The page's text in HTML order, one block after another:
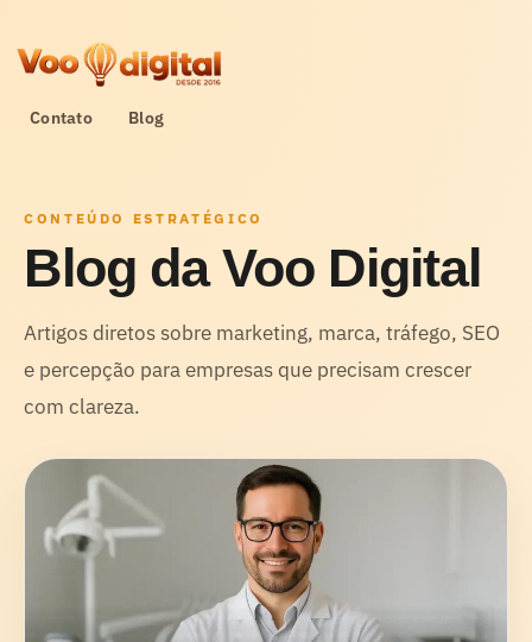
content
Contato Blog
CONTEÚDO ESTRATÉGICO
Blog da Voo Digital
Artigos diretos sobre marketing, marca, tráfego, SEO
e percepção para empresas que precisam crescer
com clareza.